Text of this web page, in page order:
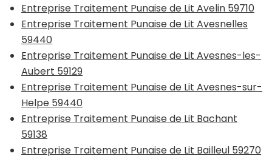
Entreprise Traitement Punaise de Lit Avelin 59710
Entreprise Traitement Punaise de Lit Avesnelles
59440
Entreprise Traitement Punaise de Lit Avesnes-les-
Aubert 59129
Entreprise Traitement Punaise de Lit Avesnes-sur-
Helpe 59440
Entreprise Traitement Punaise de Lit Bachant
59138
Entreprise Traitement Punaise de Lit Bailleul 59270